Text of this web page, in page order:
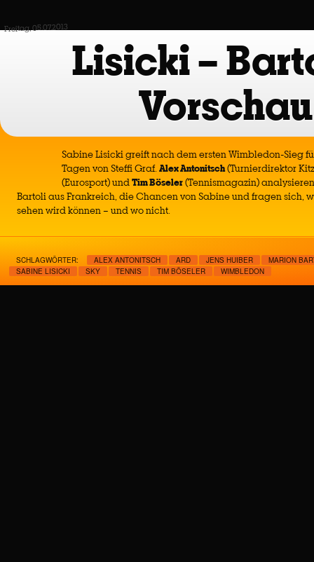
Freitag, 05.07.2013
Lisicki –
Vorschau
Sabine Lisicki greift nach dem ersten Wimbledon-Sieg
Tagen von Steffi Graf.Alex Antonitsch(Turnierdirektor
(Eurosport) undTim Böseler(Tennismagazin)
Bartoli aus Frankreich, die Chancen von Sabine und fragen sich,
sehen wird können – und wo nicht.
SCHLAGWÖRTER: ALEX ANTONITSCH ARD JENS HUIBER
MARION
SABINE LISICKI
SKY TENNIS TIM BÖSELER WIMBLEDON